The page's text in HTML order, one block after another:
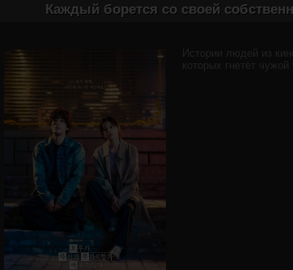
Каждый борется со своей
Истории людей из
которых гнетёт чужой